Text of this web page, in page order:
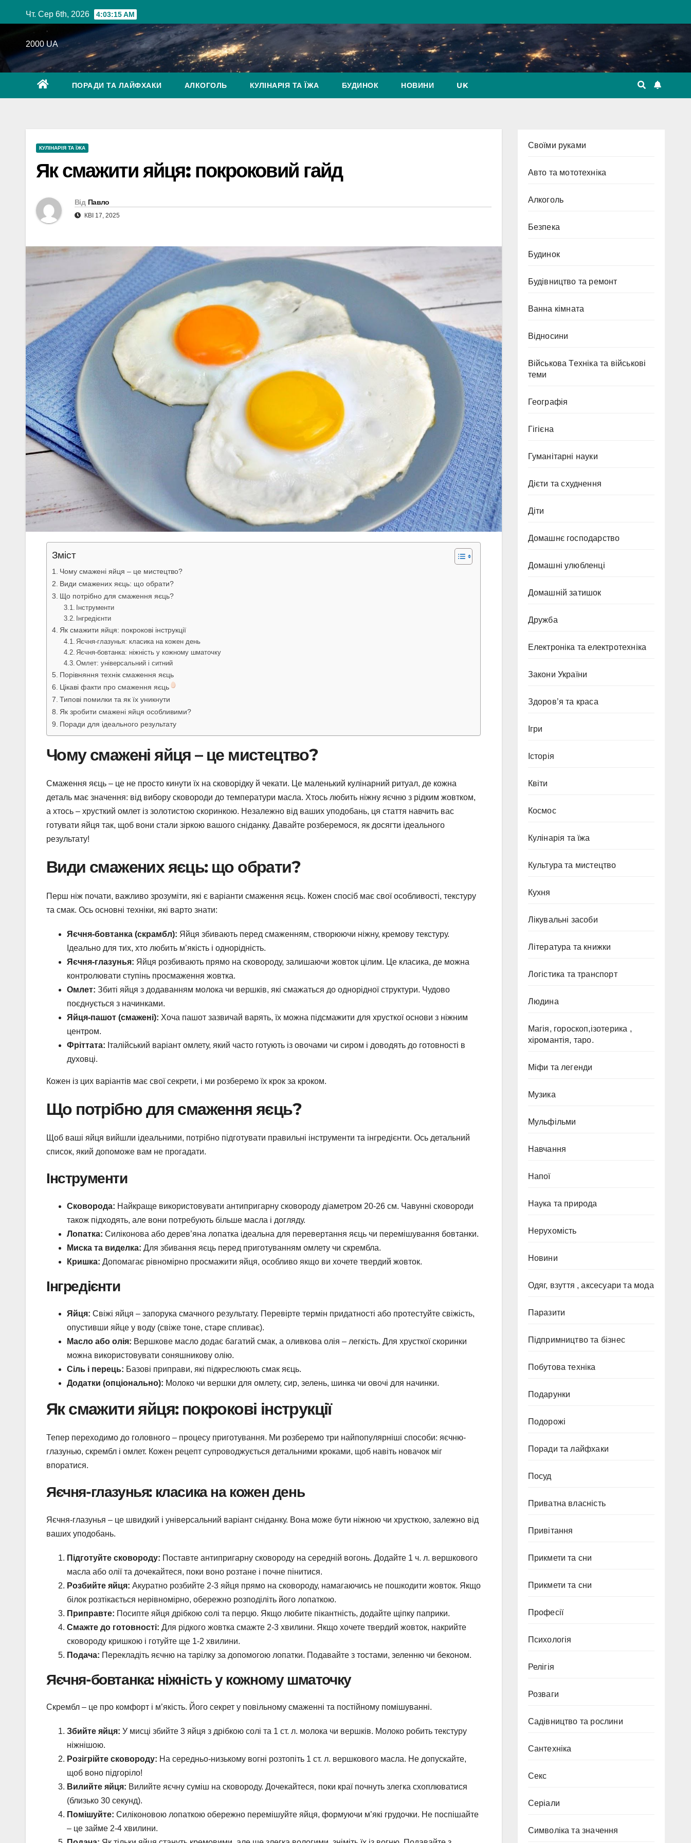
до
Чт. Сер 6th, 2026 4:03:16 AM
2000 UA
ПОРАДИ ТА ЛАЙФХАКИ АЛКОГОЛЬ КУЛІНАРІЯ ТА ЇЖА БУДИНОК НОВИНИ UK
КУЛІНАРІЯ ТА ЇЖА
Як смажити яйця: покроковий гайд
Від Павло
КВІ 17, 2025
Зміст
Чому смажені яйця – це мистецтво?
Види смажених яєць: що обрати?
Що потрібно для смаження яєць?
Інструменти
Інгредієнти
Як смажити яйця: покрокові інструкції
Яєчня-глазунья: класика на кожен день
Яєчня-бовтанка: ніжність у кожному шматочку
Омлет: універсальний і ситний
Порівняння технік смаження яєць
Цікаві факти про смаження яєць
Типові помилки та як їх уникнути
Як зробити смажені яйця особливими?
Поради для ідеального результату
Чому смажені яйця – це мистецтво?
Смаження яєць – це не просто кинути їх на сковорідку й чекати. Це маленький кулінарний ритуал, де кожна
деталь має значення: від вибору сковороди до температури масла. Хтось любить ніжну яєчню з рідким жовтком,
а хтось – хрусткий омлет із золотистою скоринкою. Незалежно від ваших уподобань, ця стаття навчить вас
готувати яйця так, щоб вони стали зіркою вашого сніданку. Давайте розберемося, як досягти ідеального
результату!
Види смажених яєць: що обрати?
Перш ніж почати, важливо зрозуміти, які є варіанти смаження яєць. Кожен спосіб має свої особливості, текстуру
та смак. Ось основні техніки, які варто знати:
Яєчня-бовтанка (скрамбл): Яйця збивають перед смаженням, створюючи ніжну, кремову текстуру.
Ідеально для тих, хто любить м’якість і однорідність.
Яєчня-глазунья: Яйця розбивають прямо на сковороду, залишаючи жовток цілим. Це класика, де можна
контролювати ступінь просмаження жовтка.
Омлет: Збиті яйця з додаванням молока чи вершків, які смажаться до однорідної структури. Чудово
поєднується з начинками.
Яйця-пашот (смажені): Хоча пашот зазвичай варять, їх можна підсмажити для хрусткої основи з ніжним
центром.
Фріттата: Італійський варіант омлету, який часто готують із овочами чи сиром і доводять до готовності в
духовці.
Кожен із цих варіантів має свої секрети, і ми розберемо їх крок за кроком.
Що потрібно для смаження яєць?
Щоб ваші яйця вийшли ідеальними, потрібно підготувати правильні інструменти та інгредієнти. Ось детальний
список, який допоможе вам не прогадати.
Інструменти
Сковорода: Найкраще використовувати антипригарну сковороду діаметром 20-26 см. Чавунні сковороди
також підходять, але вони потребують більше масла і догляду.
Лопатка: Силіконова або дерев’яна лопатка ідеальна для перевертання яєць чи перемішування бовтанки.
Миска та виделка: Для збивання яєць перед приготуванням омлету чи скрембла.
Кришка: Допомагає рівномірно просмажити яйця, особливо якщо ви хочете твердий жовток.
Інгредієнти
Яйця: Свіжі яйця – запорука смачного результату. Перевірте термін придатності або протестуйте свіжість,
опустивши яйце у воду (свіже тоне, старе спливає).
Масло або олія: Вершкове масло додає багатий смак, а оливкова олія – легкість. Для хрусткої скоринки
можна використовувати соняшникову олію.
Сіль і перець: Базові приправи, які підкреслюють смак яєць.
Додатки (опціонально): Молоко чи вершки для омлету, сир, зелень, шинка чи овочі для начинки.
Як смажити яйця: покрокові інструкції
Тепер переходимо до головного – процесу приготування. Ми розберемо три найпопулярніші способи: яєчню-
глазунью, скрембл і омлет. Кожен рецепт супроводжується детальними кроками, щоб навіть новачок міг
впоратися.
Яєчня-глазунья: класика на кожен день
Яєчня-глазунья – це швидкий і універсальний варіант сніданку. Вона може бути ніжною чи хрусткою, залежно від
ваших уподобань.
Підготуйте сковороду: Поставте антипригарну сковороду на середній вогонь. Додайте 1 ч. л. вершкового
масла або олії та дочекайтеся, поки воно розтане і почне пінитися.
Розбийте яйця: Акуратно розбийте 2-3 яйця прямо на сковороду, намагаючись не пошкодити жовток. Якщо
білок розтікається нерівномірно, обережно розподіліть його лопаткою.
Приправте: Посипте яйця дрібкою солі та перцю. Якщо любите пікантність, додайте щіпку паприки.
Смажте до готовності: Для рідкого жовтка смажте 2-3 хвилини. Якщо хочете твердий жовток, накрийте
сковороду кришкою і готуйте ще 1-2 хвилини.
Подача: Перекладіть яєчню на тарілку за допомогою лопатки. Подавайте з тостами, зеленню чи беконом.
Яєчня-бовтанка: ніжність у кожному шматочку
Скрембл – це про комфорт і м’якість. Його секрет у повільному смаженні та постійному помішуванні.
Збийте яйця: У мисці збийте 3 яйця з дрібкою солі та 1 ст. л. молока чи вершків. Молоко робить текстуру
ніжнішою.
Розігрійте сковороду: На середньо-низькому вогні розтопіть 1 ст. л. вершкового масла. Не допускайте,
щоб воно підгоріло!
Вилийте яйця: Вилийте яєчну суміш на сковороду. Дочекайтеся, поки краї почнуть злегка схоплюватися
(близько 30 секунд).
Помішуйте: Силіконовою лопаткою обережно перемішуйте яйця, формуючи м’які грудочки. Не поспішайте
– це займе 2-4 хвилини.
Cвоїми руками
Авто та мототехніка
Алкоголь
Безпека
Будинок
Будівництво та ремонт
Ванна кімната
Відносини
Військова Техніка та військові
теми
Географія
Гігієна
Гуманітарні науки
Дієти та схуднення
Діти
Домашнє господарство
Домашні улюбленці
Домашній затишок
Дружба
Електроніка та електротехніка
Закони України
Здоров’я та краса
Ігри
Історія
Квіти
Космос
Кулінарія та їжа
Культура та мистецтво
Кухня
Лікувальні засоби
Література та книжки
Логістика та транспорт
Людина
Магія, гороскоп,ізотерика ,
хіромантія, таро.
Міфи та легенди
Музика
Мульфільми
Навчання
Напої
Наука та природа
Нерухомість
Новини
Одяг, взуття , аксесуари та мода
Паразити
Підпримництво та бізнес
Побутова техніка
Подарунки
Подорожі
Поради та лайфхаки
Посуд
Приватна власність
Привітання
Прикмети та сни
Прикмети та сни
Професії
Психологія
Релігія
Розваги
Садівництво та рослини
Сантехніка
Секс
Серіали
Символіка та значення